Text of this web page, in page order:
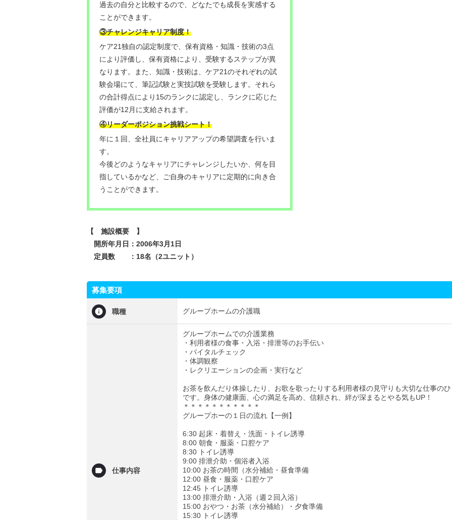
過去の自分と比較するので、どなたでも成長を実感する
ことができます。
③チャレンジキャリア制度！
ケア21独自の認定制度で、保有資格・知識・技術の3点
により評価し、保有資格により、受験するステップが異
なります。また、知識・技術は、ケア21のそれぞれの試
験会場にて、筆記試験と実技試験を受験します。それら
の合計得点により15のランクに認定し、ランクに応じた
評価が12月に支給されます。
④リーダーポジション挑戦シート！
年に１回、全社員にキャリアアップの希望調査を行いま
す。
今後どのようなキャリアにチャレンジしたいか、何を目
指しているかなど、ご自身のキャリアに定期的に向き合
うことができます。
【 施設概要 】
開所年月日：2006年3月1日
定員数 ：18名（2ユニット）
募集要項
職種 グループホームの介護職
仕事内容
グループホームでの介護業務
・利用者様の食事・入浴・排泄等のお手伝い
・バイタルチェック
・体調観察
・レクリエーションの企画・実行など
お茶を飲んだり体操したり、お歌を歌ったりする利用者様の見守りも大切な仕事の
です。身体の健康面、心の満足を高め、信頼され、絆が深まるとやる気もUP！
＊＊＊＊＊＊＊＊＊＊＊
グループホーの１日の流れ【一例】
6:30 起床・着替え・洗面・トイレ誘導
8:00 朝食・服薬・口腔ケア
8:30 トイレ誘導
9:00 排泄介助・個浴者入浴
10:00 お茶の時間（水分補給・昼食準備
12:00 昼食・服薬・口腔ケア
12:45 トイレ誘導
13:00 排泄介助・入浴（週２回入浴）
15:00 おやつ・お茶（水分補給）・夕食準備
15:30 トイレ誘導